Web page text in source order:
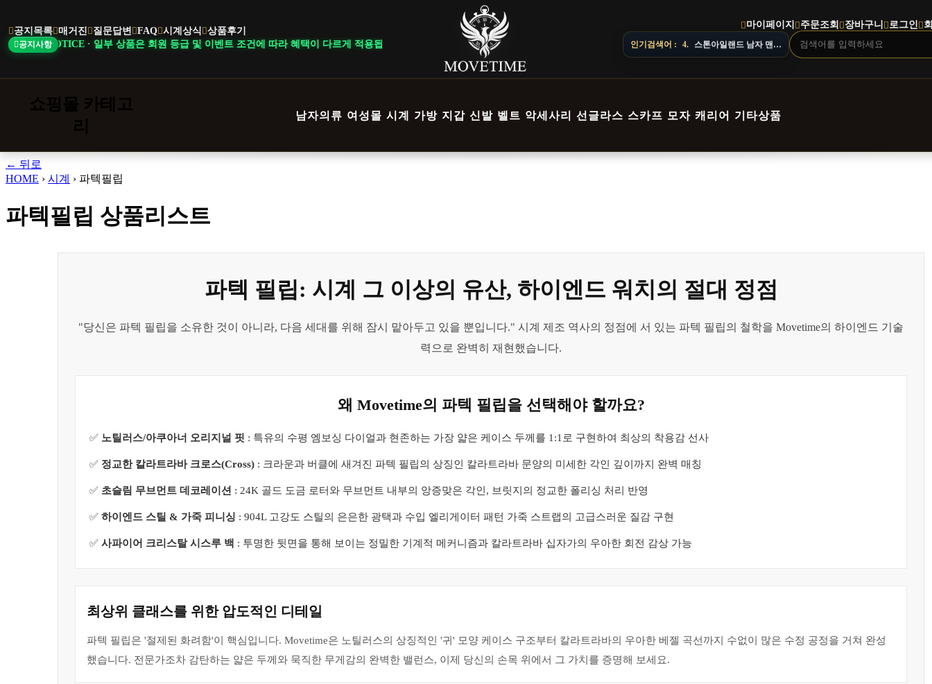
공지목록 매거진 질문답변 FAQ 시계상식 상품후기
공지사항
상품은 회원 등급 및 이벤트 조건에 따라 혜택이 다르게 적용됩니다. ｜ DELIVERY NOTICE · 지역에 따라 배송 일정이 달라질 수 있으니 주문 전 상담창으로 문의해 주세요.
마이페이지 주문조회 장바구니 로그인
인기검색어 : 4. 스톤아일랜드 남자 맨투맨
남자의류 여성몰 시계 가방 지갑 신발 벨트 악세사리 선글라스 스카프 모자 캐리어 기타상품
바
로
기
← 뒤로
HOME › 시계 › 파텍필립
파텍필립 상품리스트
파텍 필립: 시계 그 이상의 유산, 하이엔드 워치의 절대 정점
"당신은 파텍 필립을 소유한 것이 아니라, 다음 세대를 위해 잠시 맡아두고 있을 뿐입니다." 시계 제조 역사의 정점에 서 있는 파텍 필립의 철학을 Movetime의 하이엔드 기술
력으로 완벽히 재현했습니다.
왜 Movetime의 파텍 필립을 선택해야 할까요?
✅ 노틸러스/아쿠아너 오리지널 핏 : 특유의 수평 엠보싱 다이얼과 현존하는 가장 얇은 케이스 두께를 1:1로 구현하여 최상의 착용감 선사
✅ 정교한 칼라트라바 크로스(Cross) : 크라운과 버클에 새겨진 파텍 필립의 상징인 칼라트라바 문양의 미세한 각인 깊이까지 완벽 매칭
✅ 초슬림 무브먼트 데코레이션 : 24K 골드 도금 로터와 무브먼트 내부의 앙증맞은 각인, 브릿지의 정교한 폴리싱 처리 반영
✅ 하이엔드 스틸 & 가죽 피니싱 : 904L 고강도 스틸의 은은한 광택과 수입 엘리게이터 패턴 가죽 스트랩의 고급스러운 질감 구현
✅ 사파이어 크리스탈 시스루 백 : 투명한 뒷면을 통해 보이는 정밀한 기계적 메커니즘과 칼라트라바 십자가의 우아한 회전 감상 가능
최상위 클래스를 위한 압도적인 디테일
파텍 필립은 '절제된 화려함'이 핵심입니다. Movetime은 노틸러스의 상징적인 '귀' 모양 케이스 구조부터 칼라트라바의 우아한 베젤 곡선까지 수없이 많은 수정 공정을 거쳐 완성
했습니다. 전문가조차 감탄하는 얇은 두께와 묵직한 무게감의 완벽한 밸런스, 이제 당신의 손목 위에서 그 가치를 증명해 보세요.